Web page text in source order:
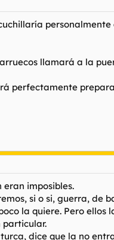
llamará a la
perfectamente
imposibles.
si o si, guerra,
la quiere. Pero
particular.
dice que la no